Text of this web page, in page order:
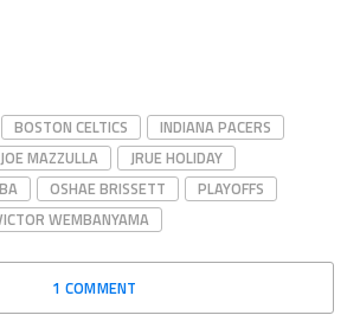
BOSTON CELTICS
INDIANA PACERS
JOE MAZZULLA
JRUE HOLIDAY
OSHAE BRISSETT
PLAYOFFS
WEMBANYAMA
1 COMMENT